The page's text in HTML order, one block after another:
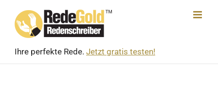
content
Ihre perfekte Rede. Jetzt gratis testen!